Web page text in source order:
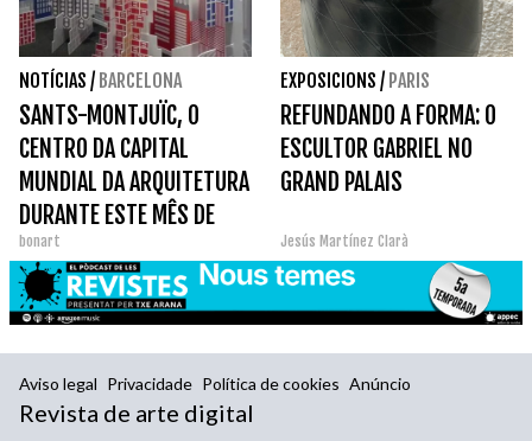
NOTÍCIAS / BARCELONA
SANTS-MONTJUÏC, O
CENTRO DA CAPITAL
MUNDIAL DA ARQUITETURA
DURANTE ESTE MÊS DE
ABRIL.
bonart
EXPOSICIONS / PARIS
REFUNDANDO A FORMA: O
ESCULTOR GABRIEL NO
GRAND PALAIS
Jesús Martínez Clarà
Aviso legal Privacidade Política de cookies Anúncio
Revista de arte digital